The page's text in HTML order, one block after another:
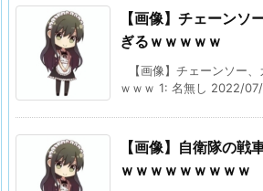
【画像】チェーンソ
ぎるｗｗｗｗｗ
【画像】チェーンソー
ｗｗｗ 1: 名無し 2022/
【画像】自衛隊の戦
ｗｗｗｗｗｗｗｗｗ